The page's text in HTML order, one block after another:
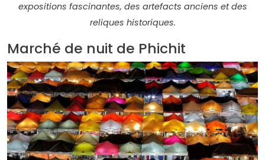
expositions fascinantes, des artefacts anciens et des
reliques historiques.
Marché de nuit de Phichit